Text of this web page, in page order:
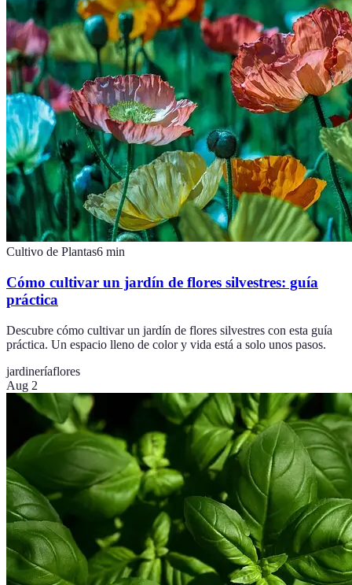
Cultivo de Plantas6 min
Cómo cultivar un jardín de flores silvestres: guía
práctica
Descubre cómo cultivar un jardín de flores silvestres con esta guía
práctica. Un espacio lleno de color y vida está a solo unos pasos.
jardineríaflores
Aug 2